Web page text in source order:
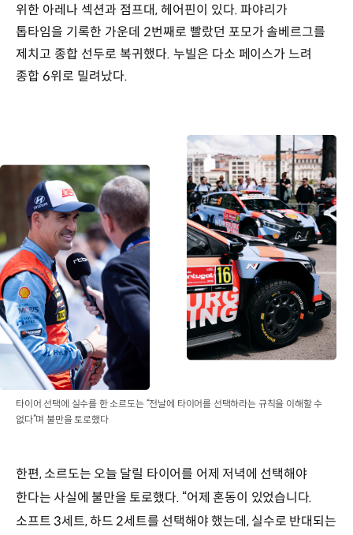
위한 아레나 섹션과 점프대, 헤어핀이 있다. 파야리가
톱타임을 기록한 가운데 2번째로 빨랐던 포모가 솔베르그를
제치고 종합 선두로 복귀했다. 누빌은 다소 페이스가 느려
종합 6위로 밀려났다.
타이어 선택에 실수를 한 소르도는 “전날에 타이어를 선택하라는 규칙을 이해할 수
없다”며 불만을 토로했다
한편, 소르도는 오늘 달릴 타이어를 어제 저녁에 선택해야
한다는 사실에 불만을 토로했다. “어제 혼동이 있었습니다.
소프트 3세트, 하드 2세트를 선택해야 했는데, 실수로 반대되는